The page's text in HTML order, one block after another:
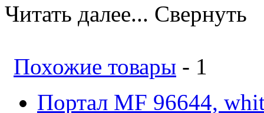
Читать далее... Свернуть
Похожие товары - 1
Портал MF 96644,